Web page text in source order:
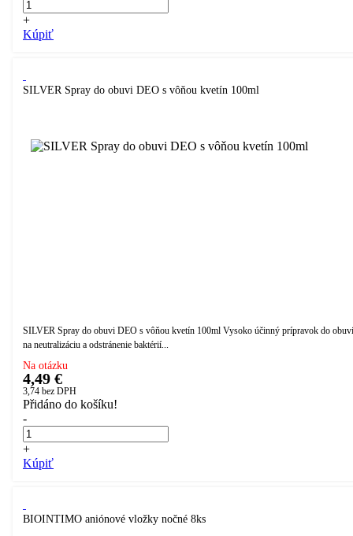
+
Kúpiť
SILVER Spray do obuvi DEO s vôňou kvetín 100ml
SILVER Spray do obuvi DEO s vôňou kvetín 100ml Vysoko účinný prípravok do obuvi
na neutralizáciu a odstránenie baktérií...
Na otázku
4,49 €
3,74 bez DPH
Přidáno do košíku!
-
+
Kúpiť
BIOINTIMO aniónové vložky nočné 8ks